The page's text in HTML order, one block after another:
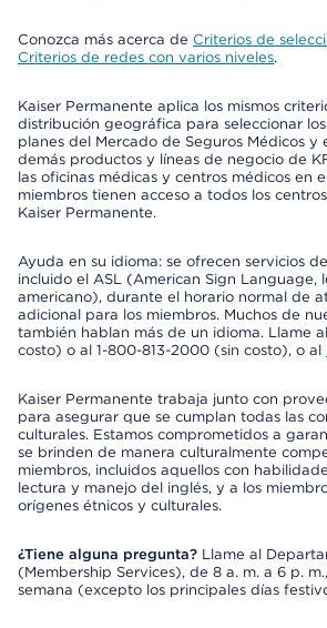
Conozca más acerca de Criterios de
Criterios de redes con varios niveles.
Kaiser Permanente aplica los mismos
distribución geográfica para seleccionar
planes del Mercado de Seguros Médicos y
demás productos y líneas de negocio de
las oficinas médicas y centros médicos en
miembros tienen acceso a todos los
Kaiser Permanente.
Ayuda en su idioma: se ofrecen servicios
incluido el ASL (American Sign Language,
americano), durante el horario normal de
adicional para los miembros. Muchos de
también hablan más de un idioma. Llame
costo) o al 1-800-813-2000 (sin costo), o al
Kaiser Permanente trabaja junto con
para asegurar que se cumplan todas las
culturales. Estamos comprometidos a
se brinden de manera culturalmente
miembros, incluidos aquellos con
lectura y manejo del inglés, y a los
orígenes étnicos y culturales.
¿Tiene alguna pregunta? Llame al
(Membership Services), de 8 a. m. a 6 p.
semana (excepto los principales días